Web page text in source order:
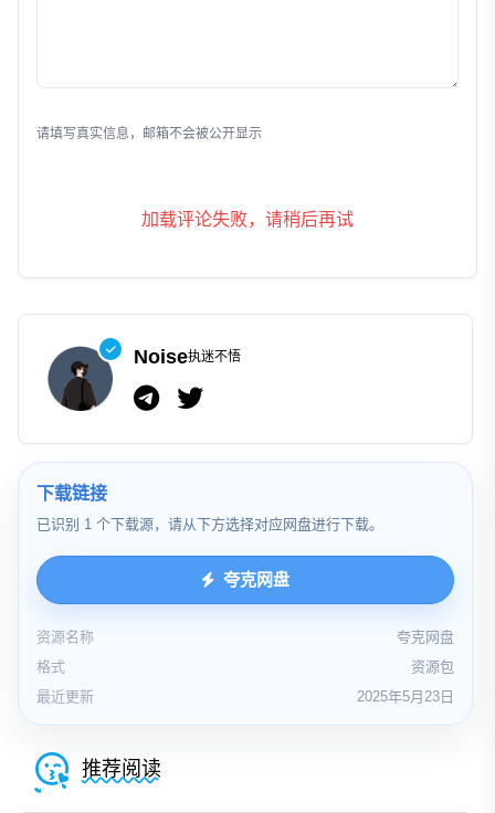
请填写真实信息，邮箱不会被公开显示
加载评论失败，请稍后再试
Noise执迷不悟
下载链接
已识别 1 个下载源，请从下方选择对应网盘进行下载。
夸克网盘
资源名称
夸克网盘
格式
资源包
最近更新
2025年5月23日
推荐阅读